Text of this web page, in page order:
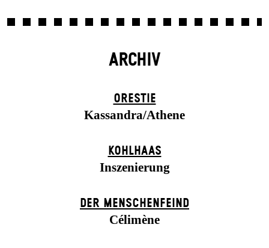
ARCHIV
ORESTIE
Kassandra/Athene
KOHLHAAS
Inszenierung
DER MENSCHENFEIND
Célimène